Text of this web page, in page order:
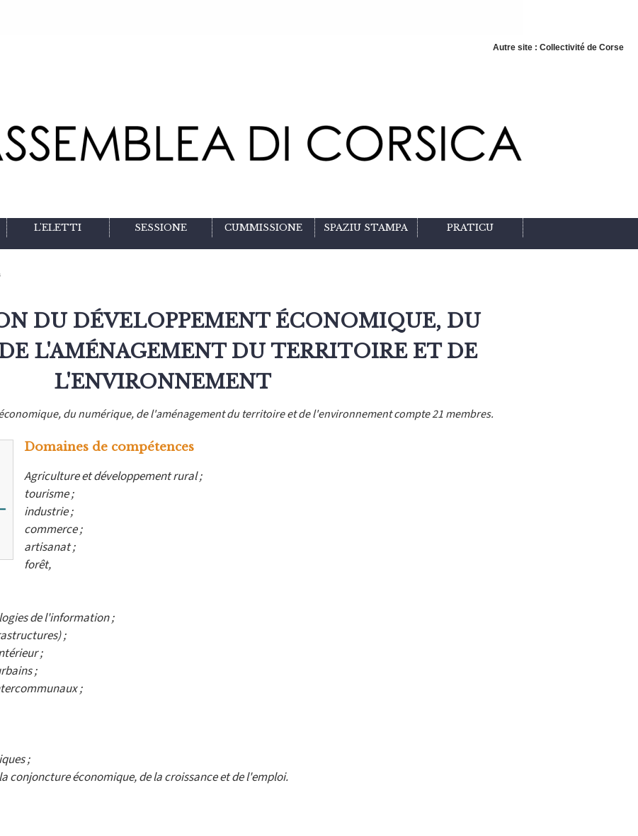
Autre site : Collectivité de Corse
L'ELETTI SESSIONE CUMMISSIONE SPAZIU STAMPA PRATICU
DU DÉVELOPPEMENT ÉCONOMIQUE, DU
L'AMÉNAGEMENT DU TERRITOIRE ET DE
L'ENVIRONNEMENT
du numérique, de l'aménagement du territoire et de l'environnement compte 21 membres.
Domaines de compétences
Agriculture et développement rural ;
tourisme ;
industrie ;
commerce ;
artisanat ;
forêt,
de l'information ;
;
;
;
;
;
conjoncture économique, de la croissance et de l'emploi.